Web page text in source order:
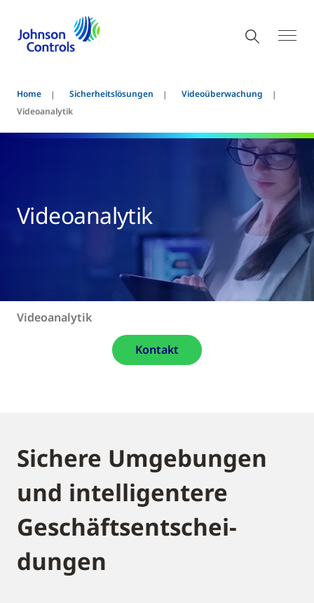
Home Sicherheitslösungen
Videoüberwachung
Videoanalytik
Videoanalytik
Videoanalytik
Kontakt
Sichere Umgebungen
und intelligentere
Geschäftsentschei-
dungen